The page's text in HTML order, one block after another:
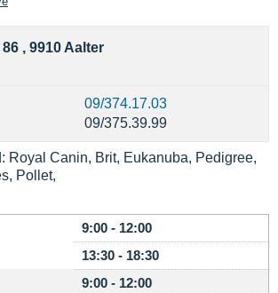
9:00 - 12:00
13:30 - 18:30
9:00 - 12:00
, 9910 Aalter
09/374.17.03
09/375.39.99
Royal Canin, Brit, Eukanuba, Pedigree,
Pollet,